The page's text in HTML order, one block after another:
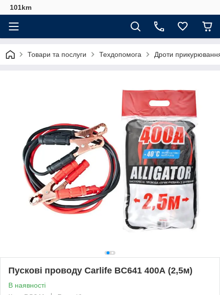
101km
Товари та послуги Техдопомога Дроти
Пускові проводу Carlife BC641 400А (2,5м)
В наявності